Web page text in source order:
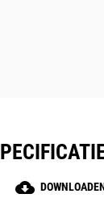
cloud_download